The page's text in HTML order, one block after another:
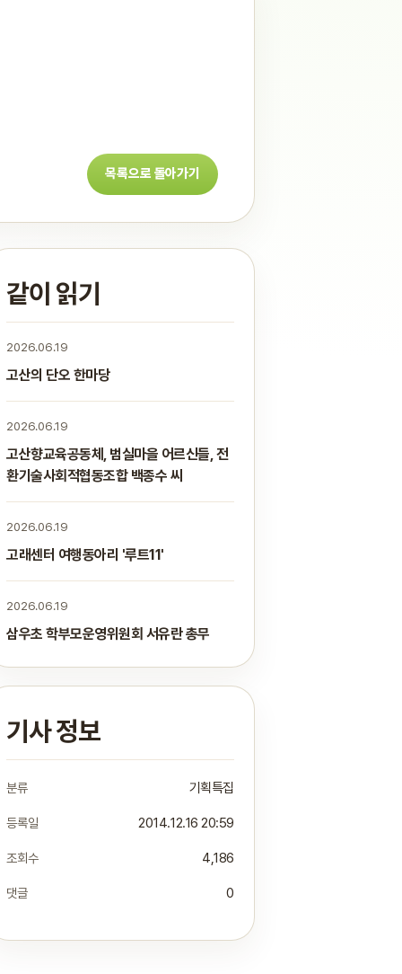
목록으로 돌아가기
같이 읽기
2026.06.19
고산의 단오 한마당
2026.06.19
고산향교육공동체, 범실마을 어르신들, 전
환기술사회적협동조합 백종수 씨
2026.06.19
고래센터 여행동아리 '루트11'
2026.06.19
삼우초 학부모운영위원회 서유란 총무
기사 정보
분류 기획특집
등록일 2014.12.16 20:59
조회수 4,186
댓글 0